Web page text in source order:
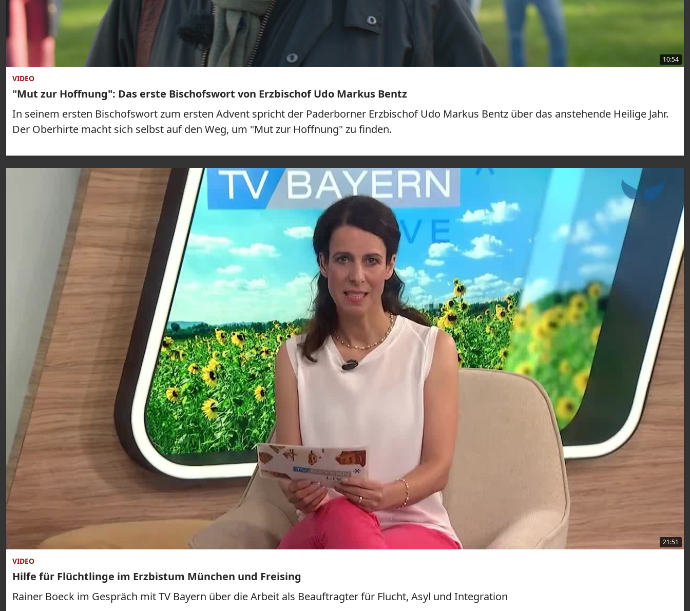
10:54
VIDEO
"Mut zur Hoffnung": Das erste Bischofswort von Erzbischof Udo Markus Bentz
In seinem ersten Bischofswort zum ersten Advent spricht der Paderborner Erzbischof Udo Markus Bentz über das anstehende Heilige Jahr.
Der Oberhirte macht sich selbst auf den Weg, um "Mut zur Hoffnung" zu finden.
21:51
VIDEO
Hilfe für Flüchtlinge im Erzbistum München und Freising
Rainer Boeck im Gespräch mit TV Bayern über die Arbeit als Beauftragter für Flucht, Asyl und Integration